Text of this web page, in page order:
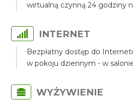
wirtualną czynną 24 godziny
INTERNET
Bezpłatny dostęp do
w pokoju dziennym - w
WYŻYWIENIE